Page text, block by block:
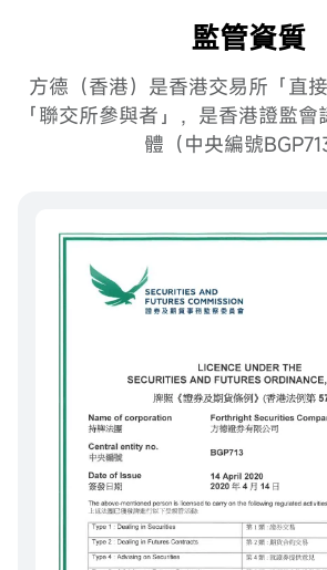
監管資質
方德（香港）是香港交易所「直
「聯交所參與者」，是香港證監
體（中央編號BGP713